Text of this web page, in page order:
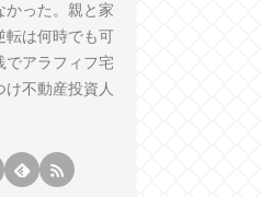
かった。親と家
転は何時でも可
でアラフィフ宅
不動産投資人